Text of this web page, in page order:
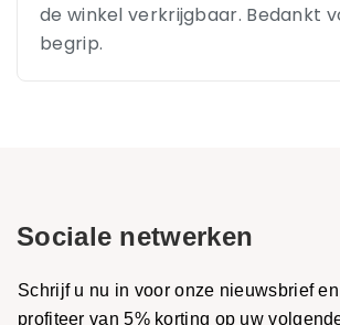
de winkel verkrijgbaar. Bedankt
begrip.
Sociale netwerken
Schrijf u nu in voor onze nieuwsbrief en
profiteer van 5% korting op uw